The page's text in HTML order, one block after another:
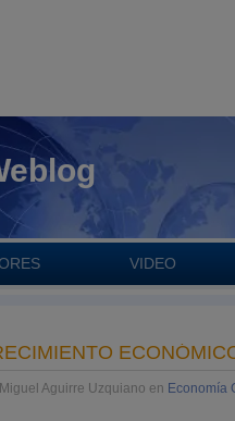
VIDEO
Aguirre Uzquiano en Economía